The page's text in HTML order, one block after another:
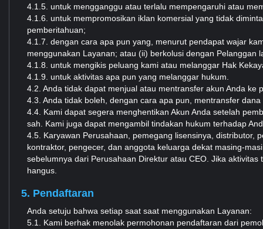
4.1.5. untuk mengganggu atau terlalu mempengaruhi atau
4.1.6. untuk mempromosikan iklan komersial yang tidak
pemberitahuan;
4.1.7. dengan cara apa pun yang, menurut pendapat wajar
menggunakan Layanan; atau (ii) berkolusi dengan
4.1.8. untuk mengikis peluang kami atau melanggar Hak
4.1.9. untuk aktivitas apa pun yang melanggar hukum.
4.2. Anda tidak dapat menjual atau mentransfer akun Anda
4.3. Anda tidak boleh, dengan cara apa pun, mentransfer
4.4. Kami dapat segera menghentikan Akun Anda setelah
sah. Kami juga dapat mengambil tindakan hukum terhadap
4.5. Karyawan Perusahaan, pemegang lisensinya, distributor,
kontraktor, pengecer, dan anggota keluarga dekat masing-
sebelumnya dari Perusahaan Direktur atau CEO. Jika
hangus.
5. Pendaftaran
Anda setuju bahwa setiap saat saat menggunakan Layanan:
5.1. Kami berhak menolak permohonan pendaftaran dari